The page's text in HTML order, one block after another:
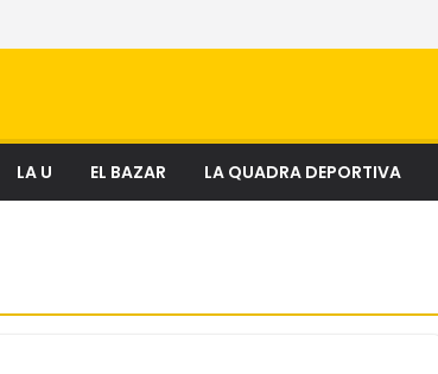
los mercados de Quito
LA U EL BAZAR LA QUADRA DEPORTIVA